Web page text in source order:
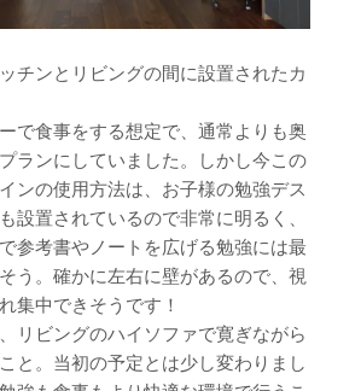
チンとリビングの間に設置されたカ
で食事をする想定で、通常よりも奥
ランにしていました。しかし今この
ンの使用方法は、お子様の勉強デス
設置されているので非常に明るく、
参考書やノートを広げる勉強には最
う。確かに左右に壁があるので、視
集中できそうです！
リビングのハイソファで寛ぎながら
と。当初の予定とは少し変わりまし